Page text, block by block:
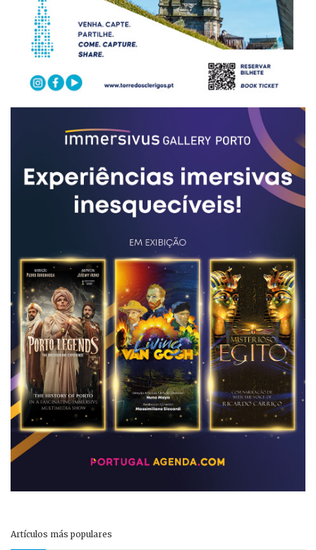
Artículos más populares